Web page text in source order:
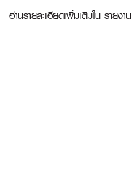
อ่านรายละเอียดเพิ่มเติมใน รายงาน